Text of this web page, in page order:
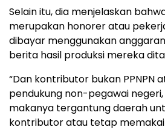
Selain itu, dia menjelaskan
merupakan honorer atau
dibayar menggunakan
berita hasil produksi mereka
“Dan kontributor bukan PPNPN
pendukung non-pegawai negeri,
makanya tergantung daerah
kontributor atau tetap memakai